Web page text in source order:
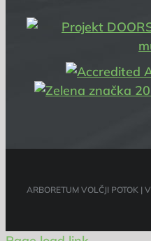
ARBORETUM VOLČJI POTOK |